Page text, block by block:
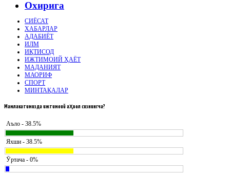
Охирига
СИЁСАТ
ХАБАРЛАР
АДАБИЁТ
ИЛМ
ИҚТИСОД
ИЖТИМОИЙ ҲАЁТ
МАДАНИЯТ
МАОРИФ
СПОРТ
МИНТАҚАЛАР
Мамлакатимиздаижтимоий аҳвол сизнингча?
Аъло - 38.5%
Яхши - 38.5%
Ӯртача - 0%